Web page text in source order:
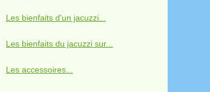
Les bienfaits d'un jacuzzi...
Les bienfaits du jacuzzi sur...
Les accessoires...